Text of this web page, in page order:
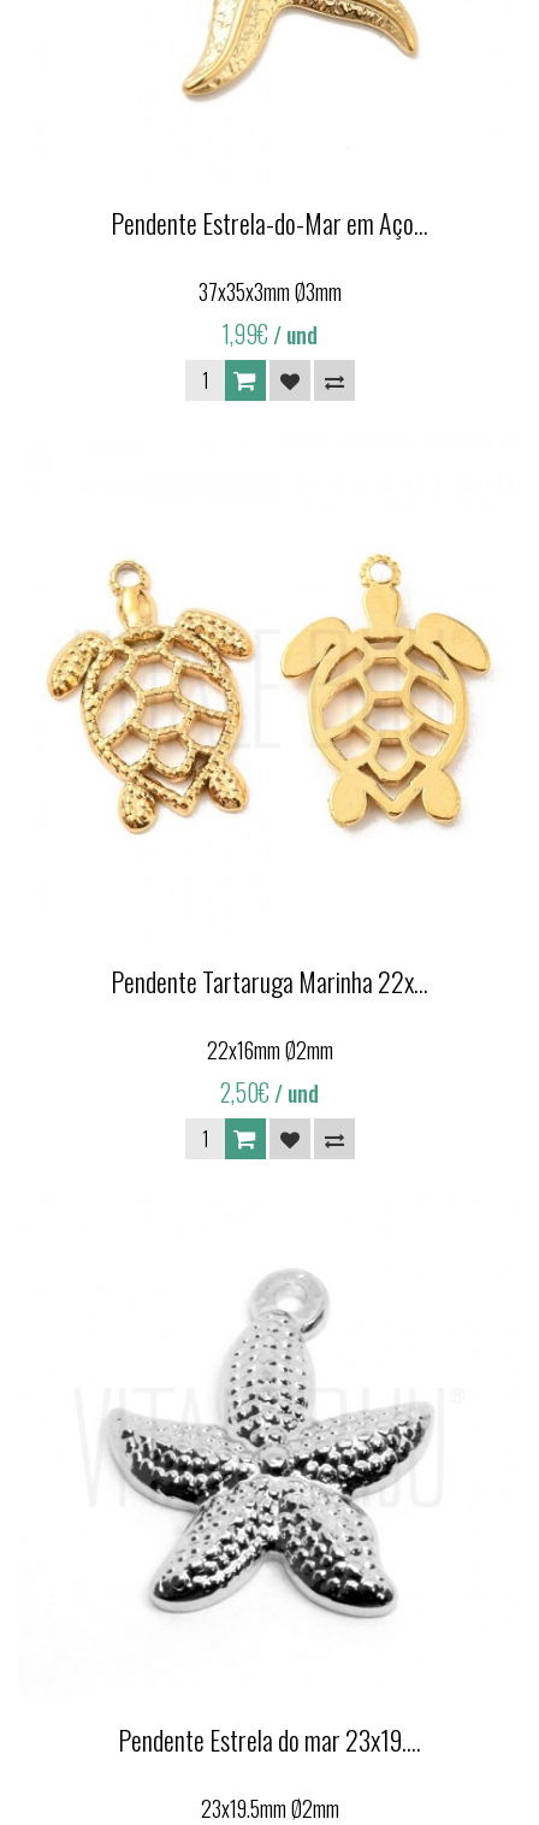
Pendente Estrela-do-Mar em Aço...
37x35x3mm Ø3mm
1,99€/ und
Pendente Tartaruga Marinha 22x...
22x16mm Ø2mm
2,50€/ und
Pendente Estrela do mar 23x19....
23x19.5mm Ø2mm